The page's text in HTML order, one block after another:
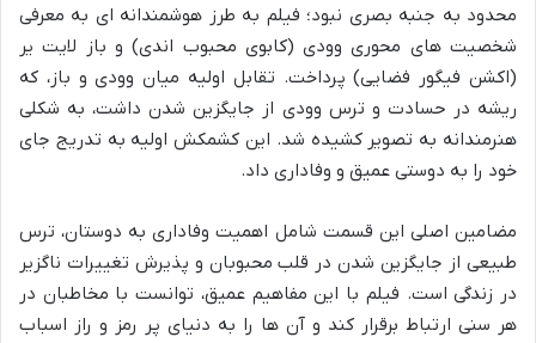
محدود به جنبه بصری نبود؛ فیلم به طرز هوشمندانه ای به معرفی
شخصیت های محوری وودی (کابوی محبوب اندی) و باز لایت یر
(اکشن فیگور فضایی) پرداخت. تقابل اولیه میان وودی و باز، که
ریشه در حسادت و ترس وودی از جایگزین شدن داشت، به شکلی
هنرمندانه به تصویر کشیده شد. این کشمکش اولیه به تدریج جای
خود را به دوستی عمیق و وفاداری داد.
مضامین اصلی این قسمت شامل اهمیت وفاداری به دوستان، ترس
طبیعی از جایگزین شدن در قلب محبوبان و پذیرش تغییرات ناگزیر
در زندگی است. فیلم با این مفاهیم عمیق، توانست با مخاطبان در
هر سنی ارتباط برقرار کند و آن ها را به دنیای پر رمز و راز اسباب